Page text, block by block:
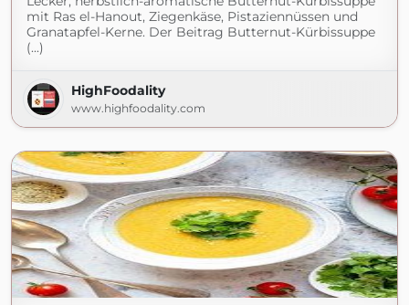
mit Ras el-Hanout, Ziegenkäse, Pistaziennüssen und
Granatapfel-Kerne. Der Beitrag Butternut-Kürbissuppe
(...)
HighFoodality
www.highfoodality.com